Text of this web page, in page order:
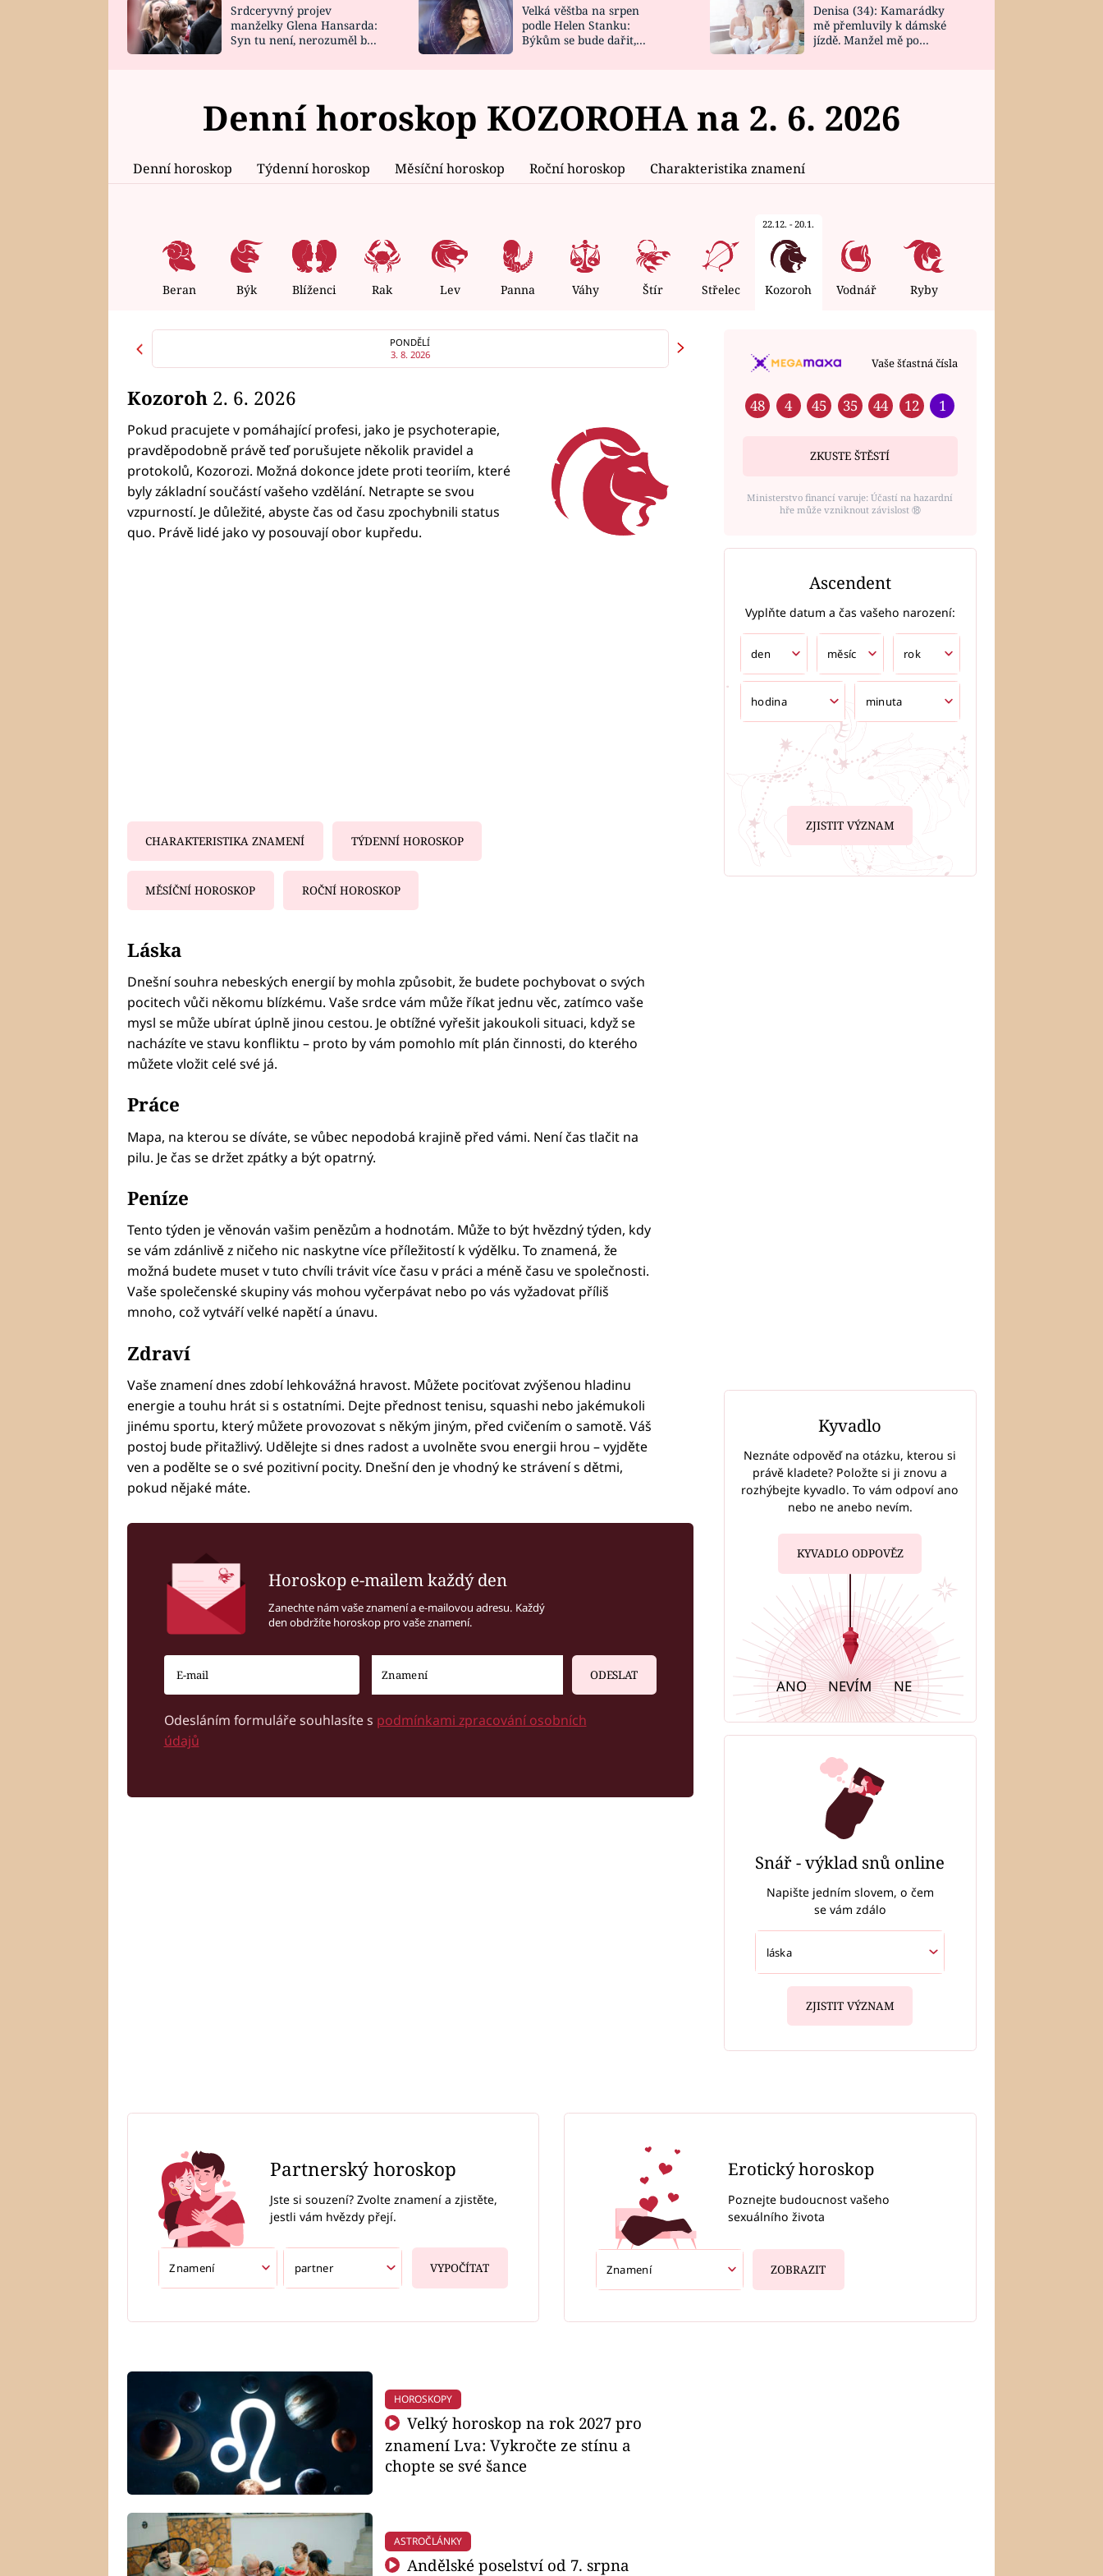
HOROSKOP NA
CELEBRITY
VAŘENÍ
NOVINKY
VIDEORECEPTY
DESIGN
Srdceryvný projev
manželky Glena Hansarda:
Syn tu není, nerozuměl by
Velká věštba na srpen
podle Helen Stanku:
Býkům se bude dařit,
Denisa (34): Kamarádky
mě přemluvily k dámské
jízdě. Manžel mě po
Denní horoskop KOZOROHA na 2. 6. 2026
Denní horoskop Týdenní horoskop Měsíční horoskop Roční horoskop Charakteristika znamení
Beran Býk Blíženci Rak Lev Panna Váhy Štír Střelec
22.12. - 20.1.
Kozoroh Vodnář Ryby
PONDĚLÍ
3. 8. 2026
Kozoroh 2. 6. 2026
Pokud pracujete v pomáhající profesi, jako je psychoterapie,
pravděpodobně právě teď porušujete několik pravidel a
protokolů, Kozorozi. Možná dokonce jdete proti teoriím, které
byly základní součástí vašeho vzdělání. Netrapte se svou
vzpurností. Je důležité, abyste čas od času zpochybnili status
quo. Právě lidé jako vy posouvají obor kupředu.
CHARAKTERISTIKA ZNAMENÍ TÝDENNÍ HOROSKOP
MĚSÍČNÍ HOROSKOP ROČNÍ HOROSKOP
Láska
Dnešní souhra nebeských energií by mohla způsobit, že budete pochybovat o svých
pocitech vůči někomu blízkému. Vaše srdce vám může říkat jednu věc, zatímco vaše
mysl se může ubírat úplně jinou cestou. Je obtížné vyřešit jakoukoli situaci, když se
nacházíte ve stavu konfliktu – proto by vám pomohlo mít plán činnosti, do kterého
můžete vložit celé své já.
Práce
Mapa, na kterou se díváte, se vůbec nepodobá krajině před vámi. Není čas tlačit na
pilu. Je čas se držet zpátky a být opatrný.
Peníze
Tento týden je věnován vašim penězům a hodnotám. Může to být hvězdný týden, kdy
se vám zdánlivě z ničeho nic naskytne více příležitostí k výdělku. To znamená, že
možná budete muset v tuto chvíli trávit více času v práci a méně času ve společnosti.
Vaše společenské skupiny vás mohou vyčerpávat nebo po vás vyžadovat příliš
mnoho, což vytváří velké napětí a únavu.
Zdraví
Vaše znamení dnes zdobí lehkovážná hravost. Můžete pociťovat zvýšenou hladinu
energie a touhu hrát si s ostatními. Dejte přednost tenisu, squashi nebo jakémukoli
jinému sportu, který můžete provozovat s někým jiným, před cvičením o samotě. Váš
postoj bude přitažlivý. Udělejte si dnes radost a uvolněte svou energii hrou – vyjděte
ven a podělte se o své pozitivní pocity. Dnešní den je vhodný ke strávení s dětmi,
pokud nějaké máte.
Horoskop e-mailem každý den
Zanechte nám vaše znamení a e-mailovou adresu. Každý
den obdržíte horoskop pro vaše znamení.
ODESLAT
Odesláním formuláře souhlasíte s podmínkami zpracování osobních
údajů
Vaše šťastná čísla
48 4 45 35 44 12 1
ZKUSTE ŠTĚSTÍ
Ministerstvo financí varuje: Účastí na hazardní
hře může vzniknout závislost ⑱
Ascendent
Vyplňte datum a čas vašeho narození:
ZJISTIT VÝZNAM
Kyvadlo
Neznáte odpověď na otázku, kterou si
právě kladete? Položte si ji znovu a
rozhýbejte kyvadlo. To vám odpoví ano
nebo ne anebo nevím.
KYVADLO ODPOVĚZ
ANO NEVÍM NE
Snář - výklad snů online
Napište jedním slovem, o čem
se vám zdálo
ZJISTIT VÝZNAM
Partnerský horoskop
Jste si souzení? Zvolte znamení a zjistěte,
jestli vám hvězdy přejí.
VYPOČÍTAT
Erotický horoskop
Poznejte budoucnost vašeho
sexuálního života
ZOBRAZIT
HOROSKOPY
Velký horoskop na rok 2027 pro
znamení Lva: Vykročte ze stínu a
chopte se své šance
ASTROČLÁNKY
Andělské poselství od 7. srpna